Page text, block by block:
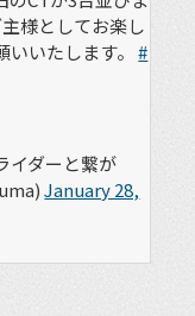
様としてお楽し
いいたします。#
イダーと繋が
January 28,